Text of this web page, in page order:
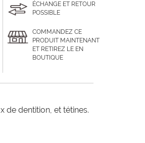
ÉCHANGE ET RETOUR
POSSIBLE
COMMANDEZ CE
PRODUIT MAINTENANT
ET RETIREZ LE EN
BOUTIQUE
de dentition, et tétines.